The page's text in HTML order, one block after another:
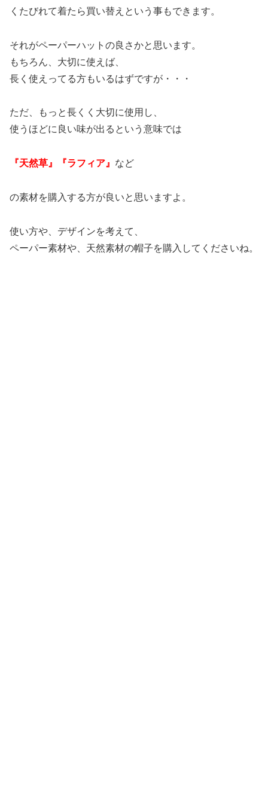
くたびれて着たら買い替えという事もできます。
それがペーパーハットの良さかと思います。
もちろん、大切に使えば、
長く使えってる方もいるはずですが・・・
ただ、もっと長くく大切に使用し、
使うほどに良い味が出るという意味では
『天然草』『ラフィア』 など
の素材を購入する方が良いと思いますよ。
使い方や、デザインを考えて、
ペーパー素材や、天然素材の帽子を購入してくださいね。